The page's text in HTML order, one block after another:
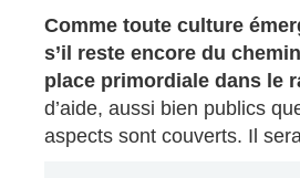
Comme toute culture
s’il reste encore du
place primordiale dans le
d’aide, aussi bien publics
aspects sont couverts. Il